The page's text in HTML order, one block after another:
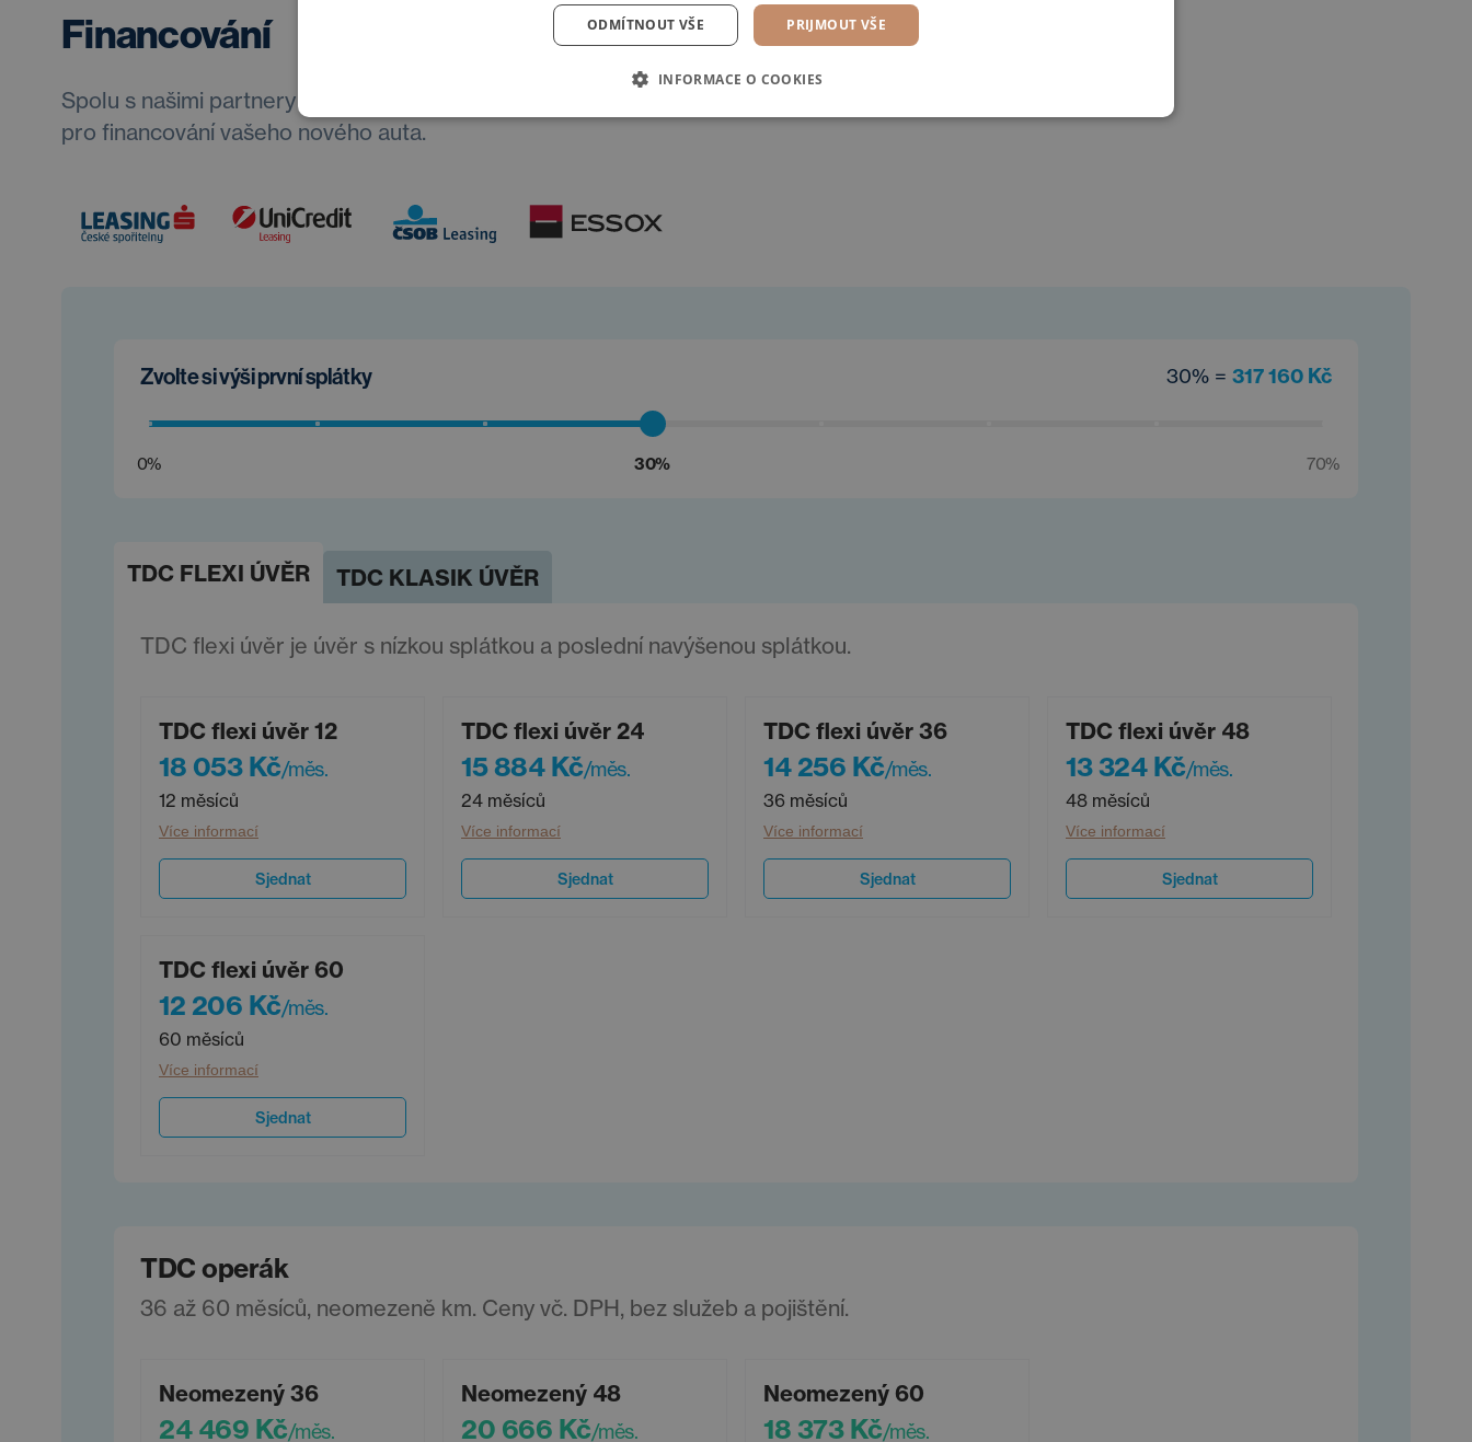
Financování
Spolu s našimi partnery vždy najdeme optimální řešení
pro financování vašeho nového auta.
Zvolte si výši první splátky 30% = 317 160 Kč
0% 30% 70%
TDC FLEXI ÚVĚR TDC KLASIK ÚVĚR
TDC flexi úvěr je úvěr s nízkou splátkou a poslední navýšenou splátkou.
TDC flexi úvěr 12
18 053 Kč/měs.
12 měsíců
Více informací
Sjednat
TDC flexi úvěr 24
15 884 Kč/měs.
24 měsíců
Více informací
Sjednat
TDC flexi úvěr 36
14 256 Kč/měs.
36 měsíců
Více informací
Sjednat
TDC flexi úvěr 48
13 324 Kč/měs.
48 měsíců
Více informací
Sjednat
TDC flexi úvěr 60
12 206 Kč/měs.
60 měsíců
Více informací
Sjednat
TDC operák
36 až 60 měsíců, neomezeně km. Ceny vč. DPH, bez služeb a pojištění.
Neomezený 36
24 469 Kč/měs.
Neomezený 48
20 666 Kč/měs.
Neomezený 60
18 373 Kč/měs.
PRIJMOUT VŠE
ODMÍTNOUT VŠE
INFORMACE O COOKIES